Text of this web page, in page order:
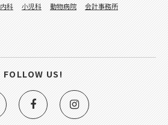
内科 小児科 動物病院
会計事務所
FOLLOW US!